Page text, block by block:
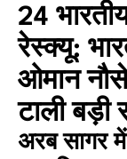
24
रेस्क्यू:
ओमान
टाली बड़ी
अरब सागर